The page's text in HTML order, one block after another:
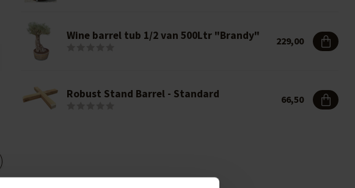
Wine barrel tub 1/2 van 500Ltr "Brandy" 229,00
Robust Stand Barrel - Standard 66,50